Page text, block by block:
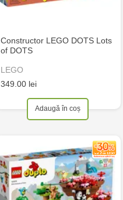
Constructor LEGO DOTS Lots
of DOTS
LEGO
349.00 lei
Adaugă în coș